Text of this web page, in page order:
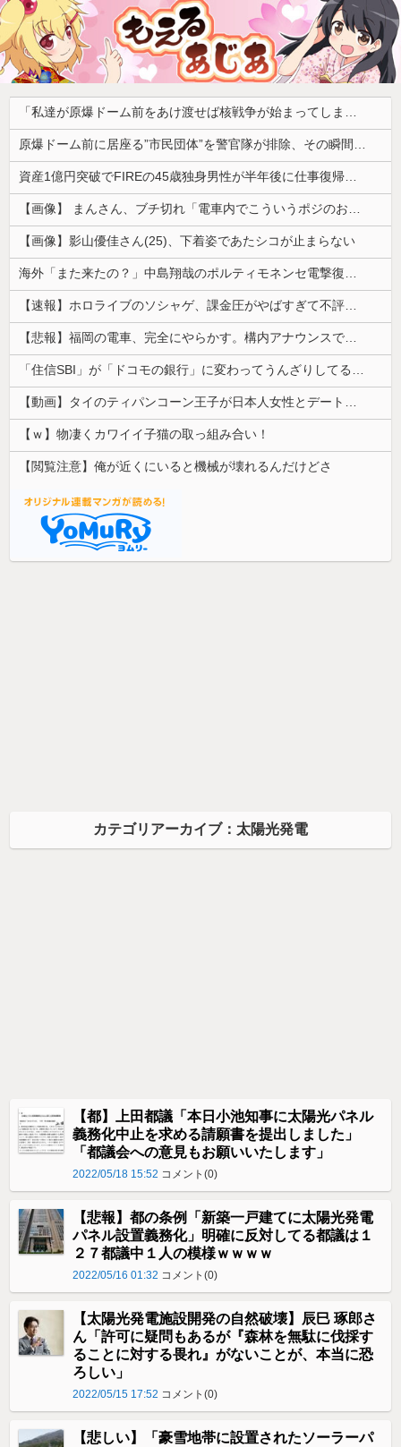
「私達が原爆ドーム前をあけ渡せば核戦争が始まってしまう」と訴える市民団体、それを聞いた被爆3世の人が……
原爆ドーム前に居座る”市民団体”を警官隊が排除、その瞬間に周囲で見守っていた観客たちが……
資産1億円突破でFIREの45歳独身男性が半年後に仕事復帰を決意した「1通の通知」
【画像】 まんさん、ブチ切れ「電車内でこういうポジのおじ、ガチでイラネ」→
【画像】影山優佳さん(25)、下着姿であたシコが止まらない
海外「また来たの？」中島翔哉のポルティモネンセ電撃復帰に海外大騒ぎ！（海外の反応）
【速報】ホロライブのソシャゲ、課金圧がやばすぎて不評になるwwwwwwwwww
【悲報】福岡の電車、完全にやらかす。構内アナウンスでド下ネタを連発するｗｗｗｗｗ
「住信SBI」が「ドコモの銀行」に変わってうんざりしてるやつｗｗｗｗｗｗｗ
【動画】タイのティパンコーン王子が日本人女性とデートか？
【ｗ】物凄くカワイイ子猫の取っ組み合い！
【閲覧注意】俺が近くにいると機械が壊れるんだけどさ
カテゴリアーカイブ：太陽光発電
【都】上田都議「本日小池知事に太陽光パネル
義務化中止を求める請願書を提出しました」
「都議会への意見もお願いいたします」
2022/05/18 15:52 コメント(0)
【悲報】都の条例「新築一戸建てに太陽光発電
パネル設置義務化」明確に反対してる都議は１
２７都議中１人の模様ｗｗｗｗ
2022/05/16 01:32 コメント(0)
【太陽光発電施設開発の自然破壊】辰巳 琢郎さ
ん「許可に疑問もあるが『森林を無駄に伐採す
ることに対する畏れ』がないことが、本当に恐
ろしい」
2022/05/15 17:52 コメント(0)
【悲しい】「豪雪地帯に設置されたソーラーパ